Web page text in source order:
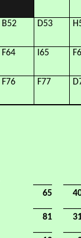
B52 D53
F64 I65
F76 F77
65
81